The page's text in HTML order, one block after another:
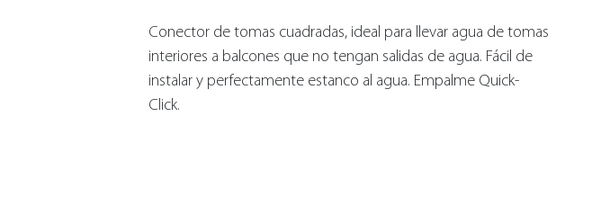
Conector de tomas cuadradas, ideal para llevar agua de tomas
interiores a balcones que no tengan salidas de agua. Fácil de
instalar y perfectamente estanco al agua. Empalme Quick-
Click.